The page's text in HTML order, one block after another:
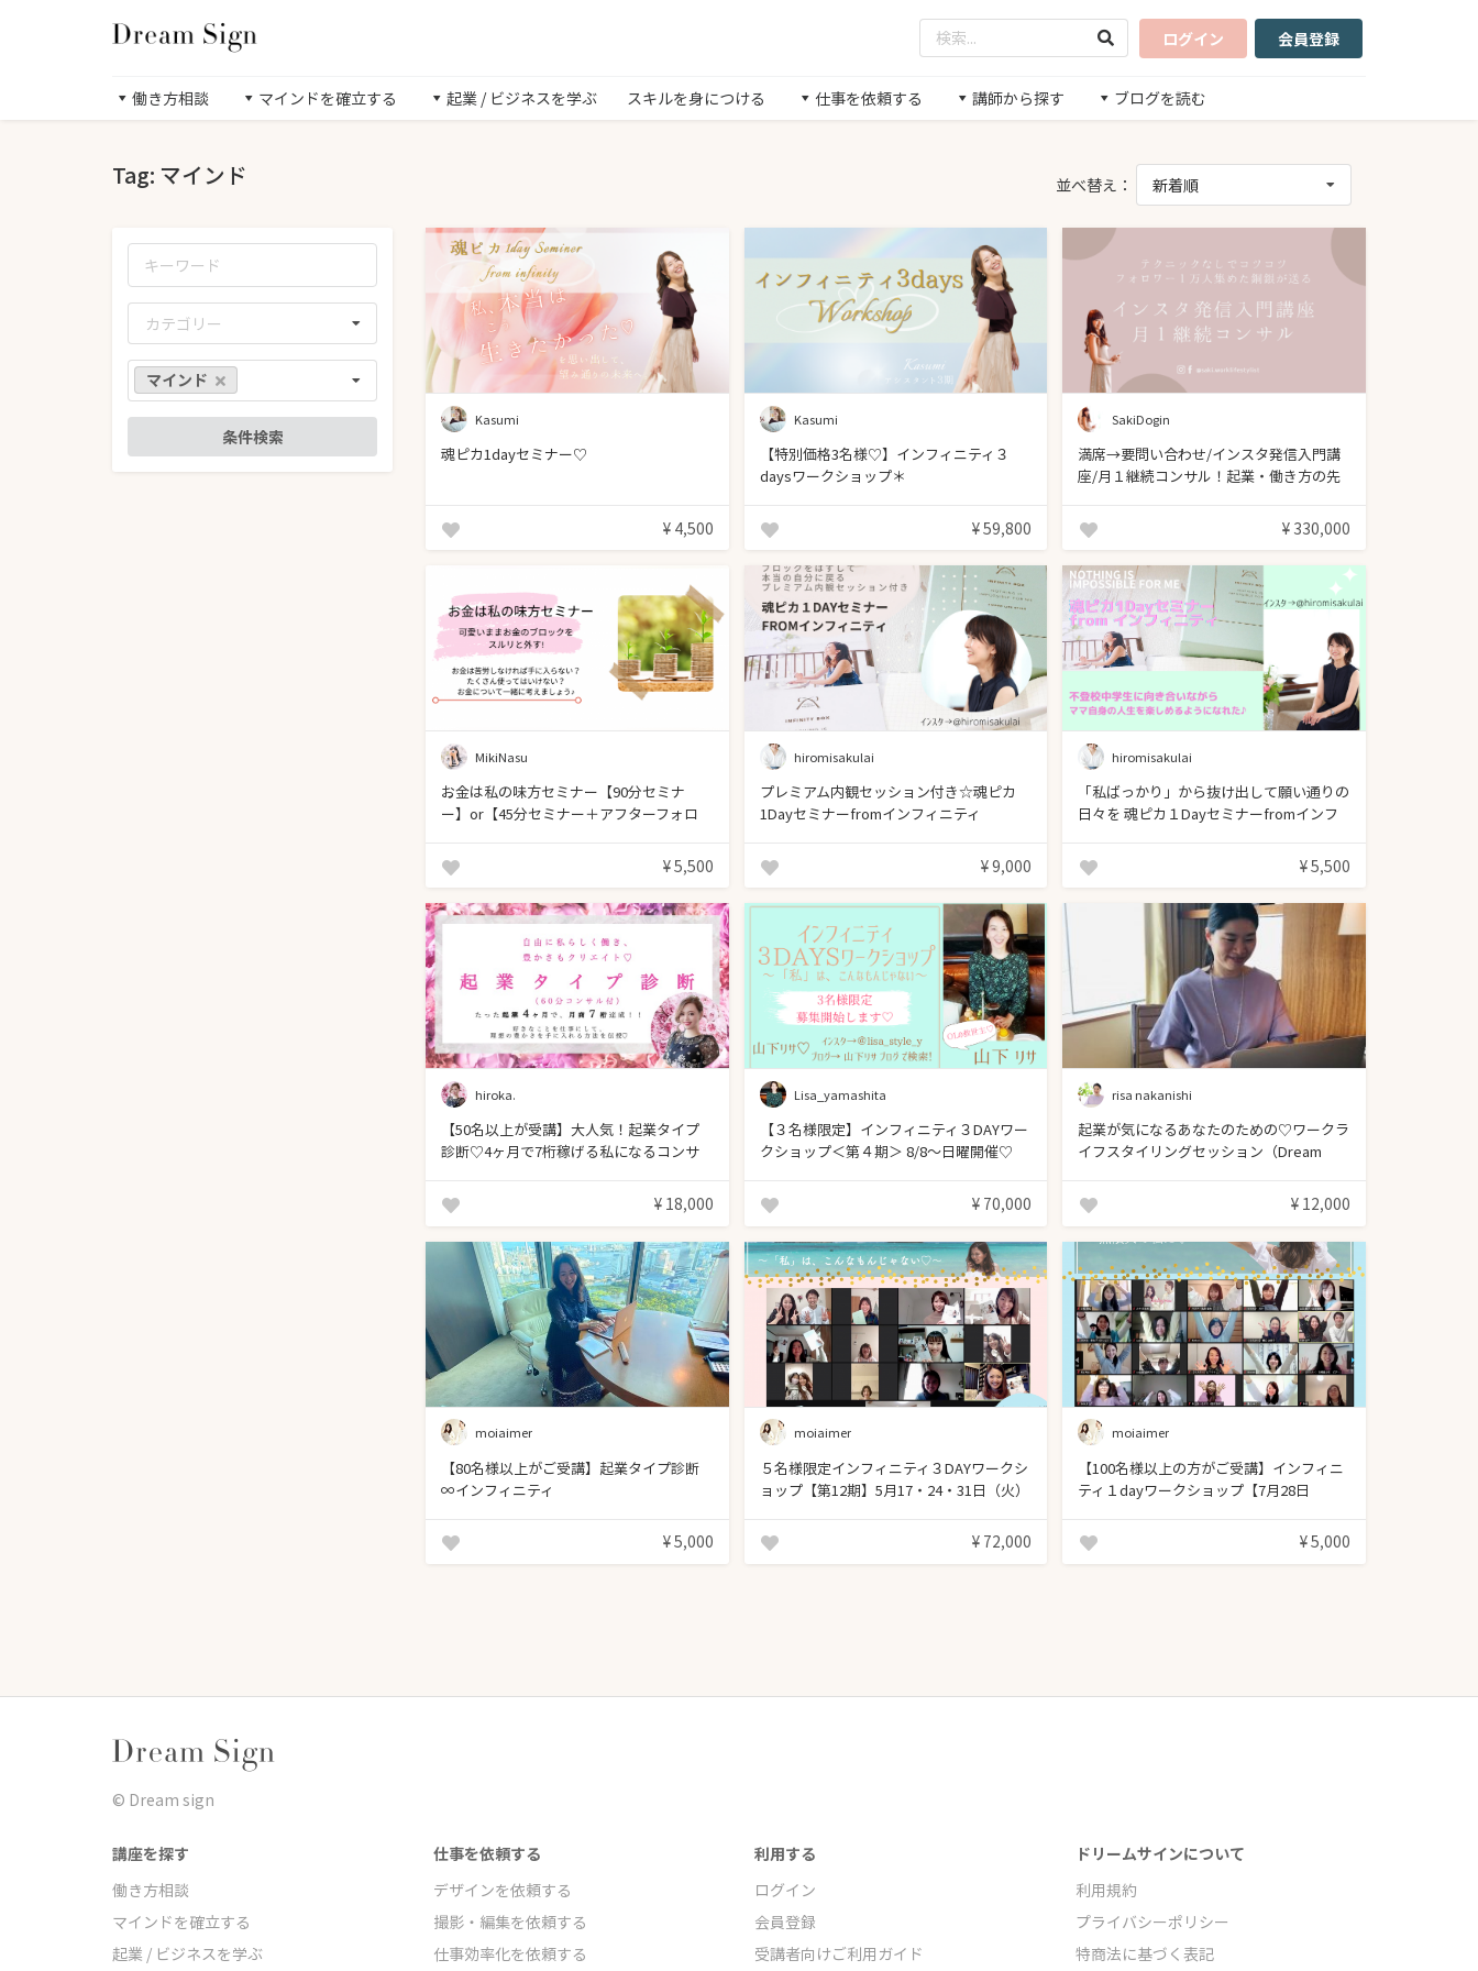
ログイン 会員登録
働き方相談 マインドを確立する 起業 / ビジネスを学ぶ スキルを身につける 仕事を依頼する 講師から探す ブログを読む
Tag: マインド 並べ替え： 新着順
カテゴリー
マインド
Kasumi
魂ピカ1dayセミナー♡
¥ 4,500
Kasumi
【特別価格3名様♡】インフィニティ３
daysワークショップ＊
¥ 59,800
SakiDogin
満席→要問い合わせ/インスタ発信入門講
座/月１継続コンサル！起業・働き方の先
¥ 330,000
MikiNasu
お金は私の味方セミナー【90分セミナ
ー】or【45分セミナー＋アフターフォロ
¥ 5,500
hiromisakulai
プレミアム内観セッション付き☆魂ピカ
1Dayセミナーfromインフィニティ
¥ 9,000
hiromisakulai
「私ばっかり」から抜け出して願い通りの
日々を 魂ピカ１Dayセミナーfromインフ
¥ 5,500
hiroka.
【50名以上が受講】大人気！起業タイプ
診断♡4ヶ月で7桁稼げる私になるコンサ
¥ 18,000
Lisa_yamashita
【３名様限定】インフィニティ３DAYワー
クショップ＜第４期＞ 8/8〜日曜開催♡
¥ 70,000
risa nakanishi
起業が気になるあなたのための♡ワークラ
イフスタイリングセッション（Dream
¥ 12,000
moiaimer
【80名様以上がご受講】起業タイプ診断
∞インフィニティ
¥ 5,000
moiaimer
５名様限定インフィニティ３DAYワークシ
ョップ【第12期】5月17・24・31日（火）
¥ 72,000
moiaimer
【100名様以上の方がご受講】インフィニ
ティ１dayワークショップ【7月28日
¥ 5,000
©︎ Dream sign
講座を探す
働き方相談
マインドを確立する
起業 / ビジネスを学ぶ
仕事を依頼する
デザインを依頼する
撮影・編集を依頼する
仕事効率化を依頼する
利用する
ログイン
会員登録
受講者向けご利用ガイド
ドリームサインについて
利用規約
プライバシーポリシー
特商法に基づく表記